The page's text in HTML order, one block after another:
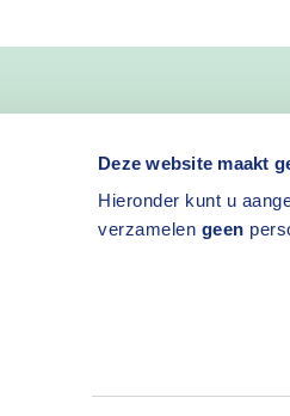
Deze website maakt
Hieronder kunt u
verzamelen geen
hoogte